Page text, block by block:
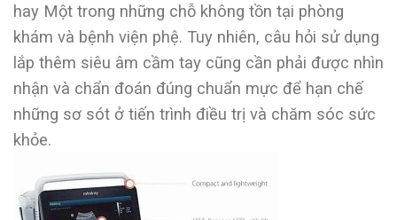
hay Một trong những chỗ không tồn tại phòng
khám và bệnh viện phệ. Tuy nhiên, câu hỏi sử dụng
lắp thêm siêu âm cầm tay cũng cần phải được nhìn
nhận và chẩn đoán đúng chuẩn mực để hạn chế
những sơ sót ở tiến trình điều trị và chăm sóc sức
khỏe.